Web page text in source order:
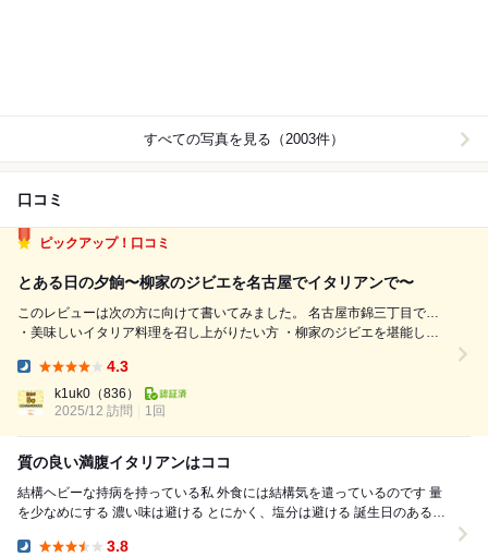
すべての写真を見る（2003件）
口コミ
ピックアップ！口コミ
とある日の夕餉〜柳家のジビエを名古屋でイタリアンで〜
このレビューは次の方に向けて書いてみました。 名古屋市錦三丁目で…
・美味しいイタリア料理を召し上がりたい方 ・柳家のジビエを堪能した
たい方 ・同行者と楽しいひとときを過ごしたい方 おひとりでご検討の方
・１...
4.3
k1uk0 （836）
2025/12 訪問
1回
質の良い満腹イタリアンはココ
結構ヘビーな持病を持っている私 外食には結構気を遣っているのです 量
を少なめにする 濃い味は避ける とにかく、塩分は避ける 誕生日のある6
3.8